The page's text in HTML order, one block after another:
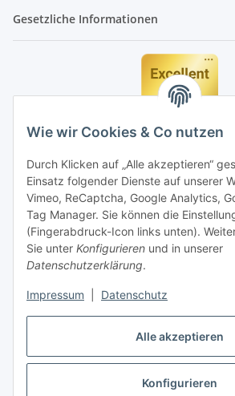
Alle akzeptieren
Konfigurieren
Wie wir Cookies & Co nutzen
Durch Klicken auf „Alle akzeptieren“
Einsatz folgender Dienste auf unserer
Vimeo, ReCaptcha, Google Analytics,
Tag Manager. Sie können die
(Fingerabdruck-Icon links unten).
Sie unter Konfigurieren und in unserer
Datenschutzerklärung.
Impressum Datenschutz
Gesetzliche Informationen